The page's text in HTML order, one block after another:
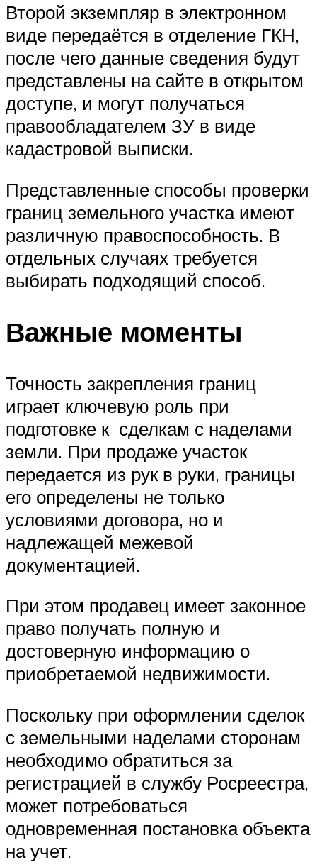
Второй экземпляр в электронном
виде передаётся в отделение ГКН,
после чего данные сведения будут
представлены на сайте в открытом
доступе, и могут получаться
правообладателем ЗУ в виде
кадастровой выписки.
Представленные способы проверки
границ земельного участка имеют
различную правоспособность. В
отдельных случаях требуется
выбирать подходящий способ.
Важные моменты
Точность закрепления границ
играет ключевую роль при
подготовке к сделкам с наделами
земли. При продаже участок
передается из рук в руки, границы
его определены не только
условиями договора, но и
надлежащей межевой
документацией.
При этом продавец имеет законное
право получать полную и
достоверную информацию о
приобретаемой недвижимости.
Поскольку при оформлении сделок
с земельными наделами сторонам
необходимо обратиться за
регистрацией в службу Росреестра,
может потребоваться
одновременная постановка объекта
на учет.